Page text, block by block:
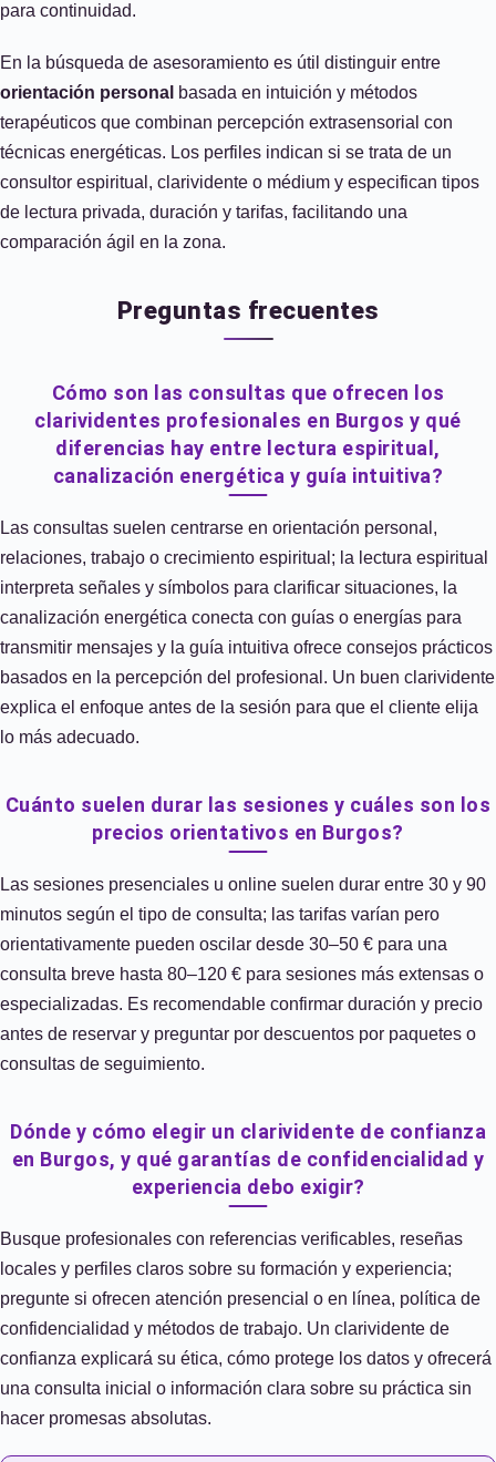
para continuidad.
En la búsqueda de asesoramiento es útil distinguir entre
orientación personal basada en intuición y métodos
terapéuticos que combinan percepción extrasensorial con
técnicas energéticas. Los perfiles indican si se trata de un
consultor espiritual, clarividente o médium y especifican tipos
de lectura privada, duración y tarifas, facilitando una
comparación ágil en la zona.
Preguntas frecuentes
Cómo son las consultas que ofrecen los
clarividentes profesionales en Burgos y qué
diferencias hay entre lectura espiritual,
canalización energética y guía intuitiva?
Las consultas suelen centrarse en orientación personal,
relaciones, trabajo o crecimiento espiritual; la lectura espiritual
interpreta señales y símbolos para clarificar situaciones, la
canalización energética conecta con guías o energías para
transmitir mensajes y la guía intuitiva ofrece consejos prácticos
basados en la percepción del profesional. Un buen clarividente
explica el enfoque antes de la sesión para que el cliente elija
lo más adecuado.
Cuánto suelen durar las sesiones y cuáles son los
precios orientativos en Burgos?
Las sesiones presenciales u online suelen durar entre 30 y 90
minutos según el tipo de consulta; las tarifas varían pero
orientativamente pueden oscilar desde 30–50 € para una
consulta breve hasta 80–120 € para sesiones más extensas o
especializadas. Es recomendable confirmar duración y precio
antes de reservar y preguntar por descuentos por paquetes o
consultas de seguimiento.
Dónde y cómo elegir un clarividente de confianza
en Burgos, y qué garantías de confidencialidad y
experiencia debo exigir?
Busque profesionales con referencias verificables, reseñas
locales y perfiles claros sobre su formación y experiencia;
pregunte si ofrecen atención presencial o en línea, política de
confidencialidad y métodos de trabajo. Un clarividente de
confianza explicará su ética, cómo protege los datos y ofrecerá
una consulta inicial o información clara sobre su práctica sin
hacer promesas absolutas.